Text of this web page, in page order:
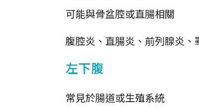
可能與骨盆腔或直腸相關
腹腔炎、直腸炎、前列腺炎、
左下腹
常見於腸道或生殖系統